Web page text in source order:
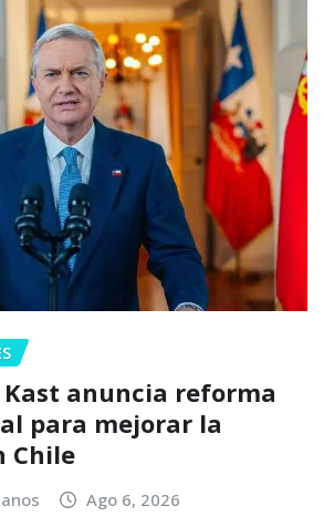
Kast anuncia reforma
para mejorar la
Chile
Ago 6, 2026